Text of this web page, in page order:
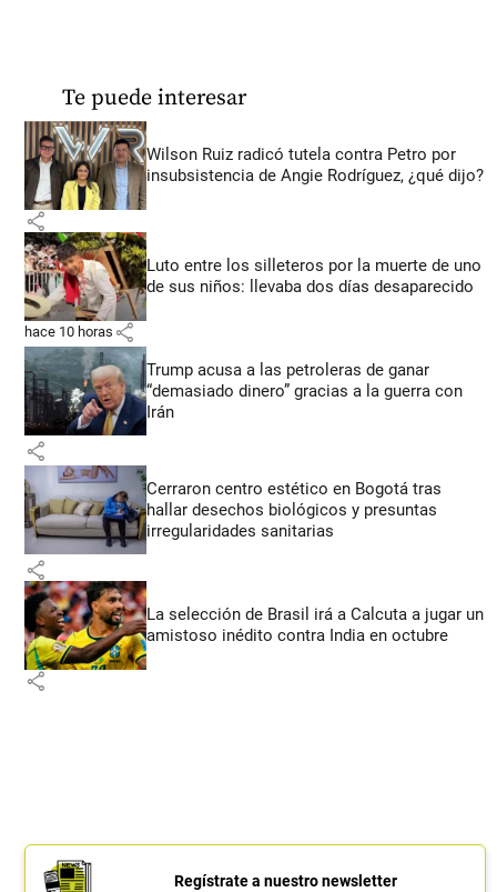
Te puede interesar
Wilson Ruiz radicó tutela contra Petro por
insubsistencia de Angie Rodríguez, ¿qué dijo?
share
Luto entre los silleteros por la muerte de uno
de sus niños: llevaba dos días desaparecido
hace 10 horas share
Trump acusa a las petroleras de ganar
“demasiado dinero” gracias a la guerra con
Irán
share
Cerraron centro estético en Bogotá tras
hallar desechos biológicos y presuntas
irregularidades sanitarias
share
La selección de Brasil irá a Calcuta a jugar un
amistoso inédito contra India en octubre
share
Regístrate a nuestro newsletter